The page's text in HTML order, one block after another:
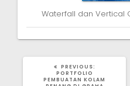
Waterfall dan Vertical
PREVIOUS:
PORTFOLIO
PEMBUATAN KOLAM